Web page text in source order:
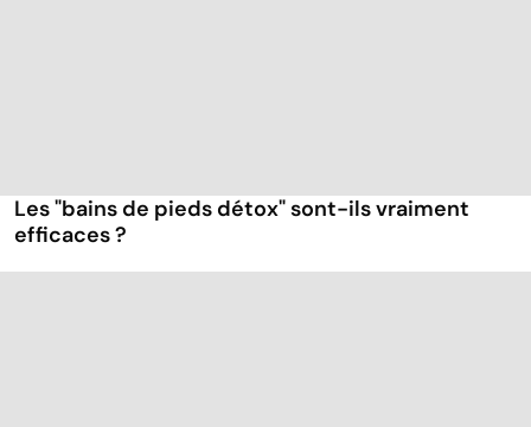
Les "bains de pieds détox" sont-ils vraiment
efficaces ?